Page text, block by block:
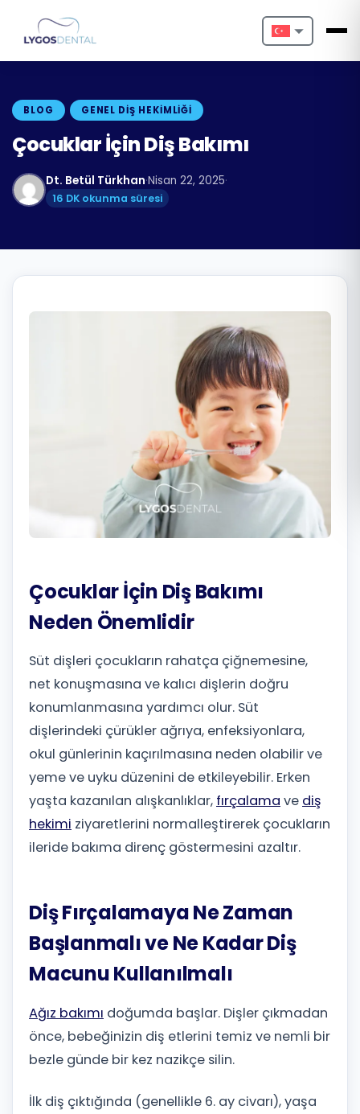
Nederlands
Español
Български
Română
Русский
BLOG GENEL DIŞ HEKIMLIĞI
Çocuklar İçin Diş Bakımı
Dt. Betül Türkhan·Nisan 22, 2025·
16 DK okunma süresi
Çocuklar İçin Diş Bakımı
Neden Önemlidir
Süt dişleri çocukların rahatça çiğnemesine,
net konuşmasına ve kalıcı dişlerin doğru
konumlanmasına yardımcı olur. Süt
dişlerindeki çürükler ağrıya, enfeksiyonlara,
okul günlerinin kaçırılmasına neden olabilir ve
yeme ve uyku düzenini de etkileyebilir. Erken
yaşta kazanılan alışkanlıklar, fırçalama ve diş
hekimi ziyaretlerini normalleştirerek çocukların
ileride bakıma direnç göstermesini azaltır.
Diş Fırçalamaya Ne Zaman
Başlanmalı ve Ne Kadar Diş
Macunu Kullanılmalı
Ağız bakımı doğumda başlar. Dişler çıkmadan
önce, bebeğinizin diş etlerini temiz ve nemli bir
bezle günde bir kez nazikçe silin.
İlk diş çıktığında (genellikle 6. ay civarı), yaşa